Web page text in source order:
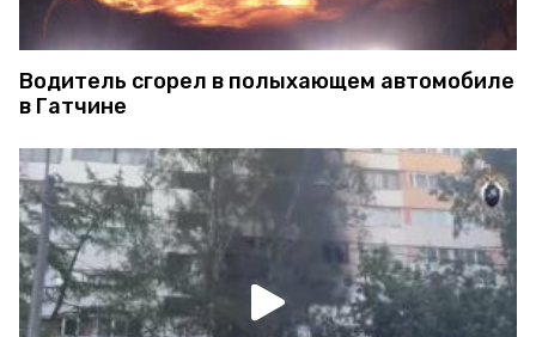
Водитель сгорел в полыхающем автомобиле
в Гатчине